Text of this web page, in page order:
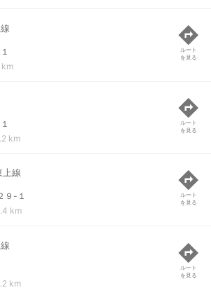
km
ルート
を見る
km
ルート
を見る
上線
９-１
km
ルート
を見る
km
ルート
を見る